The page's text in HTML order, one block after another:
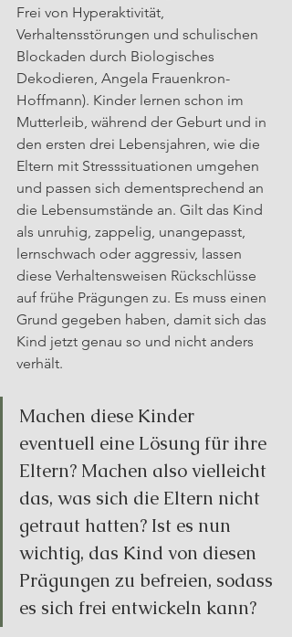
Frei von Hyperaktivität,
Verhaltensstörungen und schulischen
Blockaden durch Biologisches
Dekodieren, Angela Frauenkron-
Hoffmann). Kinder lernen schon im
Mutterleib, während der Geburt und in
den ersten drei Lebensjahren, wie die
Eltern mit Stresssituationen umgehen
und passen sich dementsprechend an
die Lebensumstände an. Gilt das Kind
als unruhig, zappelig, unangepasst,
lernschwach oder aggressiv, lassen
diese Verhaltensweisen Rückschlüsse
auf frühe Prägungen zu. Es muss einen
Grund gegeben haben, damit sich das
Kind jetzt genau so und nicht anders
verhält.
Machen diese Kinder
eventuell eine Lösung für ihre
Eltern? Machen also vielleicht
das, was sich die Eltern nicht
getraut hatten? Ist es nun
wichtig, das Kind von diesen
Prägungen zu befreien, sodass
es sich frei entwickeln kann?